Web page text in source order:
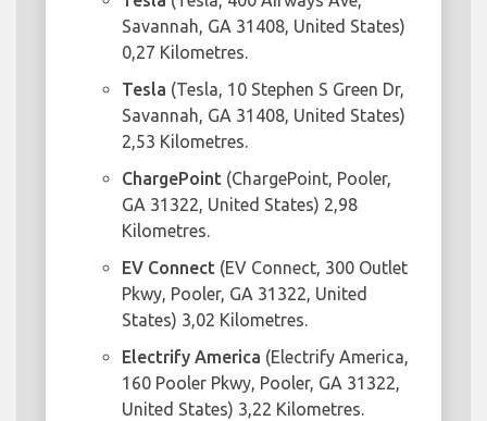
Savannah, GA 31408, United States)
0,27 Kilometres.
Tesla (Tesla, 10 Stephen S Green Dr,
Savannah, GA 31408, United States)
2,53 Kilometres.
ChargePoint (ChargePoint, Pooler,
GA 31322, United States) 2,98
Kilometres.
EV Connect (EV Connect, 300 Outlet
Pkwy, Pooler, GA 31322, United
States) 3,02 Kilometres.
Electrify America (Electrify America,
160 Pooler Pkwy, Pooler, GA 31322,
United States) 3,22 Kilometres.